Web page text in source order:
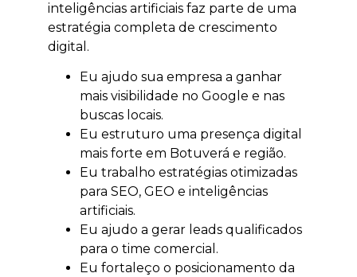
inteligências artificiais faz parte de uma
estratégia completa de crescimento
digital.
Eu ajudo sua empresa a ganhar
mais visibilidade no Google e nas
buscas locais.
Eu estruturo uma presença digital
mais forte em Botuverá e região.
Eu trabalho estratégias otimizadas
para SEO, GEO e inteligências
artificiais.
Eu ajudo a gerar leads qualificados
para o time comercial.
Eu fortaleço o posicionamento da